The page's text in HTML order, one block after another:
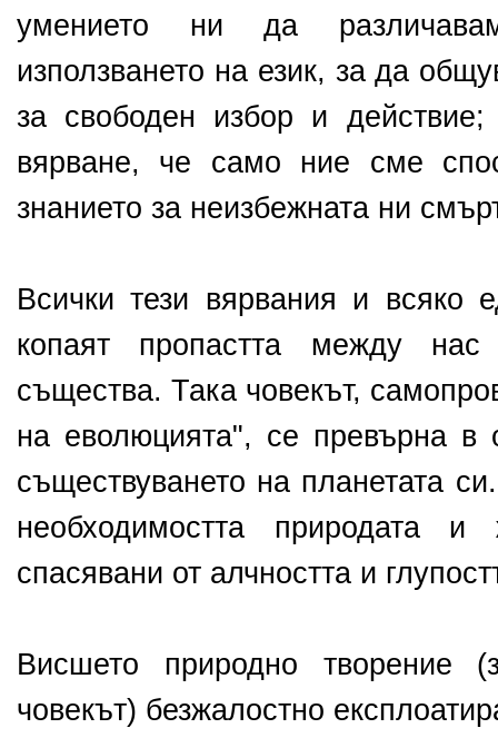
умението ни да
използването на език, за да
за свободен избор и действие;
вярване, че само ние сме
знанието за неизбежната ни
Всички тези вярвания и всяко
копаят пропастта между
същества. Така човекът,
на еволюцията", се превърна в
съществуването на планетата
необходимостта природата
спасявани от алчността и
Висшето природно творение
човекът) безжалостно